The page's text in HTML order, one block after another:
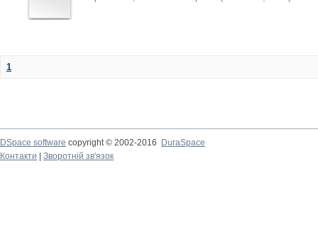
1
DSpace software copyright © 2002-2016
DuraSpace
Контакти
Зворотній зв'язок